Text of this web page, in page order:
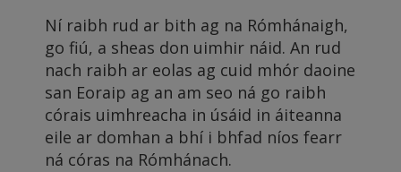
Ní raibh rud ar bith ag na Rómhánaigh,
go fiú, a sheas don uimhir náid. An rud
nach raibh ar eolas ag cuid mhór daoine
san Eoraip ag an am seo ná go raibh
córais uimhreacha in úsáid in áiteanna
eile ar domhan a bhí i bhfad níos fearr
ná córas na Rómhánach.